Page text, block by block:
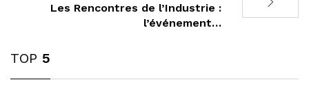
Les Rencontres de l’Industrie :
l’événement…
TOP 5